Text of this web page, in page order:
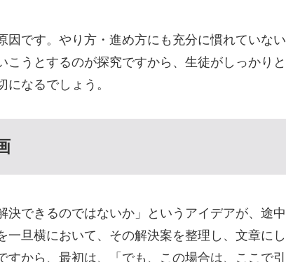
です。やり方・進め方にも充分に慣れていない
うとするのが探究ですから、生徒がしっかりと
なるでしょう。
できるのではないか」というアイデアが、途中
旦横において、その解決案を整理し、文章にし
から、最初は、「でも、この場合は、ここで引